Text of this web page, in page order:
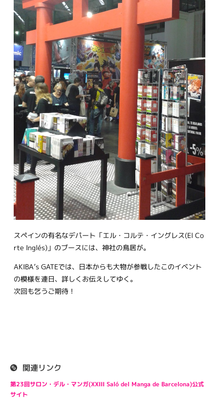
スペインの有名なデパート「エル・コルテ・イングレス(El Co
rte Inglés)」のブースには、神社の鳥居が。
AKIBA’s GATEでは、日本からも大物が参戦したこのイベント
の模様を連日、詳しくお伝えしてゆく。
次回も乞うご期待！
関連リンク
第23回サロン・デル・マンガ(XXIII Saló del Manga de Barcelona)公式
サイト